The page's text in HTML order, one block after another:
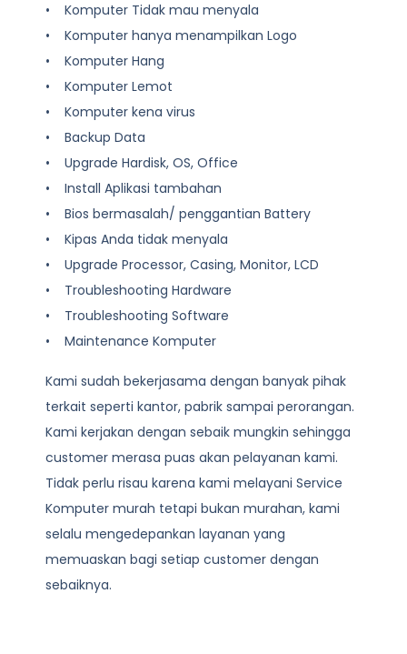
• Komputer Tidak mau menyala
• Komputer hanya menampilkan Logo
• Komputer Hang
• Komputer Lemot
• Komputer kena virus
• Backup Data
• Upgrade Hardisk, OS, Office
• Install Aplikasi tambahan
• Bios bermasalah/ penggantian Battery
• Kipas Anda tidak menyala
• Upgrade Processor, Casing, Monitor, LCD
• Troubleshooting Hardware
• Troubleshooting Software
• Maintenance Komputer
Kami sudah bekerjasama dengan banyak pihak
terkait seperti kantor, pabrik sampai perorangan.
Kami kerjakan dengan sebaik mungkin sehingga
customer merasa puas akan pelayanan kami.
Tidak perlu risau karena kami melayani Service
Komputer murah tetapi bukan murahan, kami
selalu mengedepankan layanan yang
memuaskan bagi setiap customer dengan
sebaiknya.